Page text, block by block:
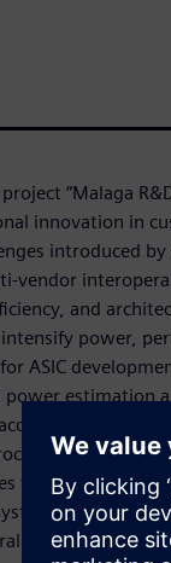
“Malaga
innovation in
introduced
and
power,
ASIC
power estimation
the
We will
targeting AI
showing
concepts into